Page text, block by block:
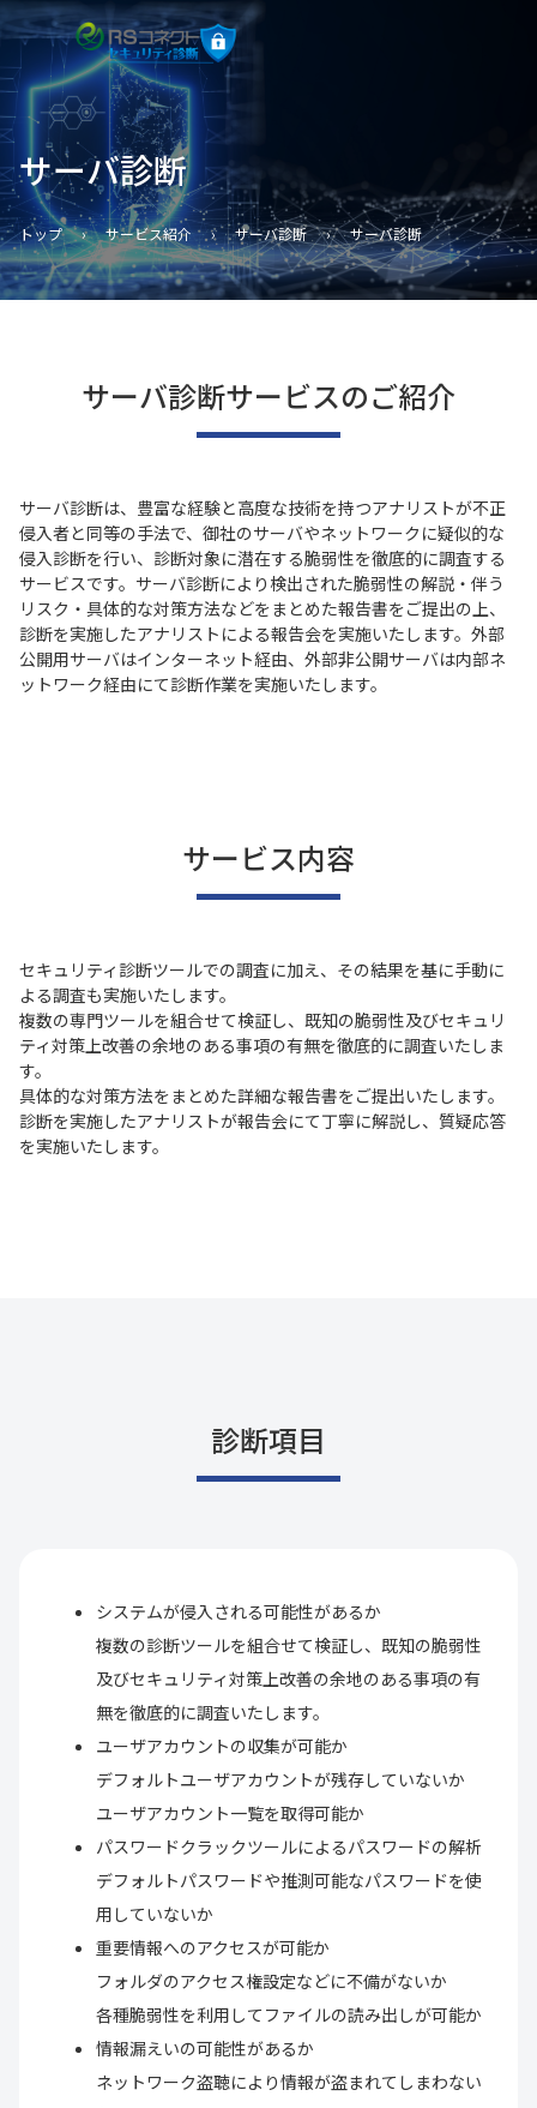
サーバ診断
トップ › サービス紹介 › サーバ診断 › サーバ診断
サーバ診断サービスのご紹介
サーバ診断は、豊富な経験と高度な技術を持つアナリストが不正
侵入者と同等の手法で、御社のサーバやネットワークに疑似的な
侵入診断を行い、診断対象に潜在する脆弱性を徹底的に調査する
サービスです。サーバ診断により検出された脆弱性の解説・伴う
リスク・具体的な対策方法などをまとめた報告書をご提出の上、
診断を実施したアナリストによる報告会を実施いたします。外部
公開用サーバはインターネット経由、外部非公開サーバは内部ネ
ットワーク経由にて診断作業を実施いたします。
サービス内容
セキュリティ診断ツールでの調査に加え、その結果を基に手動に
よる調査も実施いたします。
複数の専門ツールを組合せて検証し、既知の脆弱性及びセキュリ
ティ対策上改善の余地のある事項の有無を徹底的に調査いたしま
す。
具体的な対策方法をまとめた詳細な報告書をご提出いたします。
診断を実施したアナリストが報告会にて丁寧に解説し、質疑応答
を実施いたします。
診断項目
システムが侵入される可能性があるか
複数の診断ツールを組合せて検証し、既知の脆弱性
及びセキュリティ対策上改善の余地のある事項の有
無を徹底的に調査いたします。
ユーザアカウントの収集が可能か
デフォルトユーザアカウントが残存していないか
ユーザアカウント一覧を取得可能か
パスワードクラックツールによるパスワードの解析
デフォルトパスワードや推測可能なパスワードを使
用していないか
重要情報へのアクセスが可能か
フォルダのアクセス権設定などに不備がないか
各種脆弱性を利用してファイルの読み出しが可能か
情報漏えいの可能性があるか
ネットワーク盗聴により情報が盗まれてしまわない